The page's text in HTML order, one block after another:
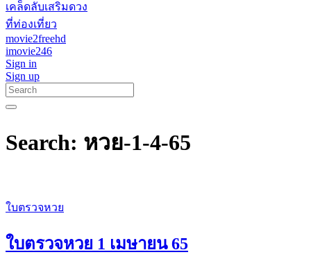
เคล็ดลับเสริมดวง
ที่ท่องเที่ยว
movie2freehd
imovie246
Sign in
Sign up
Search: หวย-1-4-65
ใบตรวจหวย
ใบตรวจหวย 1 เมษายน 65